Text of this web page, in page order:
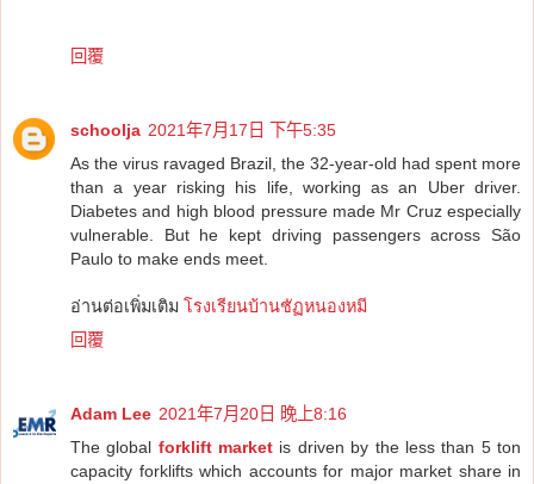
回覆
schoolja 2021年7月17日 下午5:35
As the virus ravaged Brazil, the 32-year-old had spent more
than a year risking his life, working as an Uber driver.
Diabetes and high blood pressure made Mr Cruz especially
vulnerable. But he kept driving passengers across São
Paulo to make ends meet.
อ่านต่อเพิ่มเติม โรงเรียนบ้านชัฏหนองหมี
回覆
Adam Lee 2021年7月20日 晚上8:16
The global forklift market is driven by the less than 5 ton
capacity forklifts which accounts for major market share in